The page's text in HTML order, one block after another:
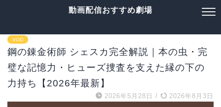
動画配信おすすめ劇場
VOD
鋼の錬金術師 シェスカ完全解説｜本の虫・完
璧な記憶力・ヒューズ捜査を支えた縁の下の
力持ち【2026年最新】
2026年5月28日 / 2026年8月3日